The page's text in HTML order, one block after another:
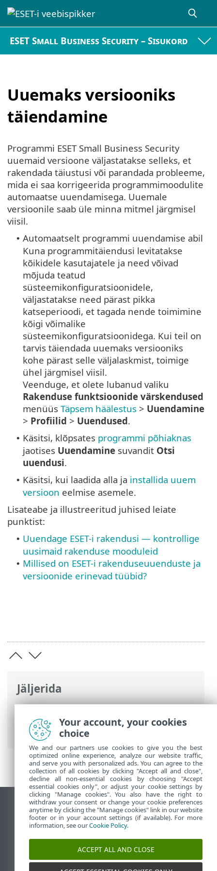
ESET Small Business Security – Sisukord
Uuemaks versiooniks
täiendamine
Jäljerida
ESET-i veebispikker>ESET Small Business
Security >Installimine> Uuemaks
versiooniks täiendamine
Programmi ESET Small Business Security
uuemaid versioone väljastatakse selleks, et
rakendada täiustusi või parandada probleeme,
mida ei saa korrigeerida programmimoodulite
automaatse uuendamisega. Uuemale
versioonile saab üle minna mitmel järgmisel
viisil.
• Automaatselt programmi uuendamise abil
Kuna programmitäiendusi levitatakse
kõikidele kasutajatele ja need võivad
mõjuda teatud
süsteemikonfiguratsioonidele,
väljastatakse need pärast pikka
katseperioodi, et tagada nende toimimine
kõigi võimalike
süsteemikonfiguratsioonidega. Kui teil on
tarvis täiendada uuemaks versiooniks
kohe pärast selle väljalaskmist, toimige
ühel järgmisel viisil.
Veenduge, et olete lubanud valiku
Rakenduse funktsioonide värskendused
menüüs Täpsem häälestus > Uuendamine
> Profiilid > Uuendused.
• Käsitsi, klõpsates programmi põhiaknas
jaotises Uuendamine suvandit Otsi
uuendusi.
• Käsitsi, kui laadida alla ja installida uuem
versioon eelmise asemele.
Lisateabe ja illustreeritud juhised leiate
punktist:
• Uuendage ESET-i rakendusi — kontrollige
uusimaid rakenduse mooduleid
• Millised on ESET-i rakenduseuuenduste ja
versioonide erinevad tüübid?
Vaata tavaarvutile mõeldud veebilehte
End of Life
ESET-i teabebaas
ESET-i foorum
ESET Status Portal
Piirkondlik tugi
Your account, your cookies
choice
We and our partners use cookies to give you the best
optimized online experience, analyze our website traffic,
and serve you with personalized ads. You can agree to the
collection of all cookies by clicking "Accept all and close",
decline all non-essential cookies by choosing "Accept
essential cookies only", or adjust your cookie settings by
clicking "Manage cookies". You also have the right to
withdraw your consent or change your cookie preferences
anytime by clicking the "Manage cookies" link in our website
footer or in your account settings (if available). For more
information, see ourCookie Policy.
ACCEPT ALL AND CLOSE